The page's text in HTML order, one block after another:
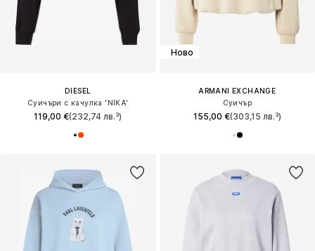
DIESEL
Суичъри с качулка 'NIKA'
119,00 €(232,74 лв.³)
Ново
ARMANI EXCHANGE
Суичър
155,00 €(303,15 лв.³)